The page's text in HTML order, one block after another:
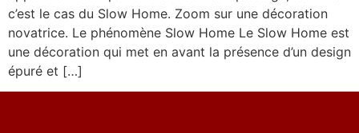
c’est le cas du Slow Home. Zoom sur une décoration
novatrice. Le phénomène Slow Home Le Slow Home est
une décoration qui met en avant la présence d’un design
épuré et […]